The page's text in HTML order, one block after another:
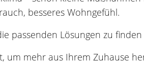
besseres Wohngefühl.
passenden Lösungen zu
um mehr aus Ihrem Zuhause